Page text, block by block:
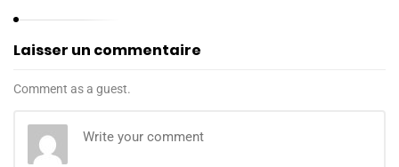
Laisser un commentaire
Comment as a guest.